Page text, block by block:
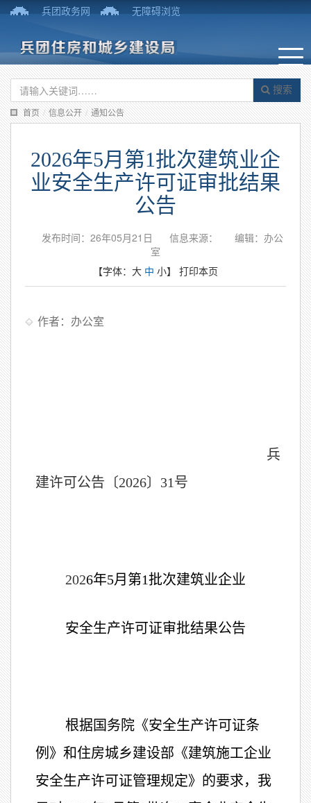
兵团政务网 无障碍浏览
搜索
首页 / 信息公开 / 通知公告
2026年5月第1批次建筑业企
业安全生产许可证审批结果
公告
发布时间：26年05月21日 信息来源：
编辑：办公
室
【字体： 大 中 小】 打印本页
作者：办公室
兵
建许可公告〔2026〕31号
2026年5月 第1批次建筑业企业
安全生产许可证审批结果公告
根据国务院《安全生产许可证条
例》和住房城乡建设部《建筑施工企业
安全生产许可证管理规定》的要求，我